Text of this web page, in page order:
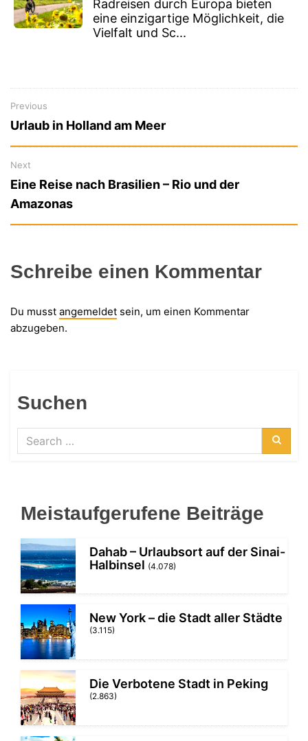
Radreisen durch Europa bieten
eine einzigartige Möglichkeit, die
Vielfalt und Sc...
Beitragsnavigation
Previous
Previous
Urlaub in Holland am Meer
Next
Next
post:
Eine Reise nach Brasilien – Rio und der
Amazonas
Schreibe einen Kommentar
Du musst angemeldet sein, um einen Kommentar
abzugeben.
Suchen
Search
Meistaufgerufene Beiträge
Dahab – Urlaubsort auf der Sinai-
Halbinsel (4.078)
New York – die Stadt aller Städte
(3.115)
Die Verbotene Stadt in Peking
(2.863)